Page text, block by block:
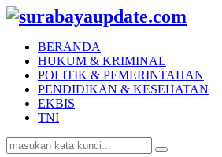
BERANDA
HUKUM & KRIMINAL
POLITIK & PEMERINTAHAN
PENDIDIKAN & KESEHATAN
EKBIS
TNI
Search
Search